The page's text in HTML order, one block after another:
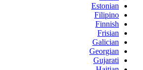
Estonian
Filipino
Finnish
Frisian
Galician
Georgian
Gujarati